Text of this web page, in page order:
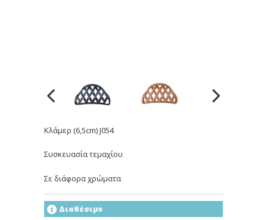
Κλάμερ (6,5cm) J054
Συσκευασία τεμαχίου
Σε διάφορα χρώματα
Διαθέσιμο